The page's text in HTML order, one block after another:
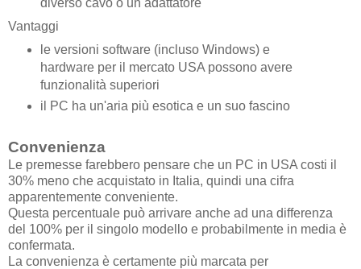
diverso cavo o un adattatore
Vantaggi
le versioni software (incluso Windows) e
hardware per il mercato USA possono avere
funzionalità superiori
il PC ha un'aria più esotica e un suo fascino
Convenienza
Le premesse farebbero pensare che un PC in USA costi il
30% meno che acquistato in Italia, quindi una cifra
apparentemente conveniente.
Questa percentuale può arrivare anche ad una differenza
del 100% per il singolo modello e probabilmente in media è
confermata.
La convenienza è certamente più marcata per